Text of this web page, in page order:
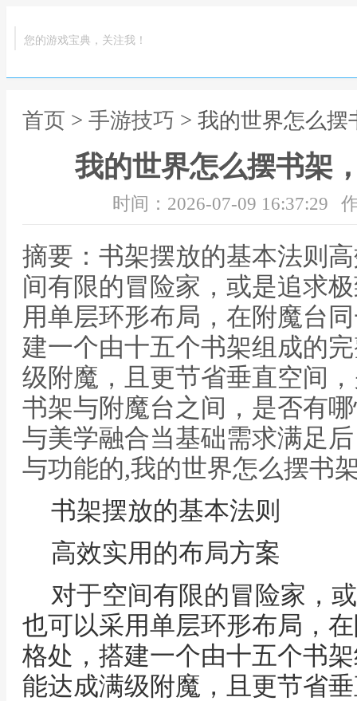
您的游戏宝典，关注我！
首页 > 手游技巧 > 我的世界怎么
我的世界怎么摆书架
时间：2026-07-09 16:37:29
摘要：书架摆放的基本法则
间有限的冒险家，或是追求
用单层环形布局，在附魔台
建一个由十五个书架组成的
级附魔，且更节省垂直空间
书架与附魔台之间，是否有
与美学融合当基础需求满足
与功能的,我的世界怎么摆书
书架摆放的基本法则
高效实用的布局方案
对于空间有限的冒险家，
也可以采用单层环形布局，
格处，搭建一个由十五个书
能达成满级附魔，且更节省